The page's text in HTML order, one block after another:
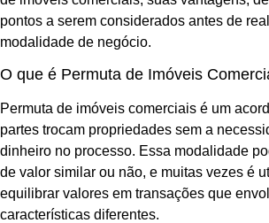
pontos a serem considerados antes de
modalidade de negócio.
O que é Permuta de Imóveis
Permuta de imóveis comerciais é um
partes trocam propriedades sem a
dinheiro no processo. Essa modalidade
de valor similar ou não, e muitas vezes é
equilibrar valores em transações que
características diferentes.